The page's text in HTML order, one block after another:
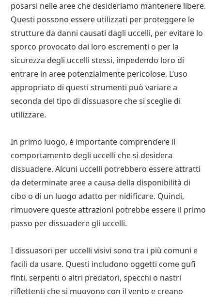
posarsi nelle aree che desideriamo mantenere libere.
Questi possono essere utilizzati per proteggere le
strutture da danni causati dagli uccelli, per evitare lo
sporco provocato dai loro escrementi o per la
sicurezza degli uccelli stessi, impedendo loro di
entrare in aree potenzialmente pericolose. L’uso
appropriato di questi strumenti può variare a
seconda del tipo di dissuasore che si sceglie di
utilizzare.
In primo luogo, è importante comprendere il
comportamento degli uccelli che si desidera
dissuadere. Alcuni uccelli potrebbero essere attratti
da determinate aree a causa della disponibilità di
cibo o di un luogo adatto per nidificare. Quindi,
rimuovere queste attrazioni potrebbe essere il primo
passo per dissuadere gli uccelli.
I dissuasori per uccelli visivi sono tra i più comuni e
facili da usare. Questi includono oggetti come gufi
finti, serpenti o altri predatori, specchi o nastri
riflettenti che si muovono con il vento e creano